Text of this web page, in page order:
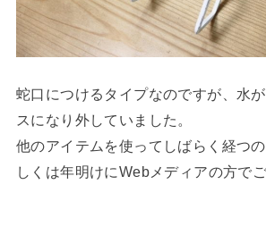
蛇口につけるタイプなのですが、水
スになり外していました。
他のアイテムを使ってしばらく経つ
しくは年明けにWebメディアの方で